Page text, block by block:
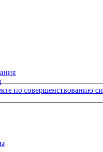
по совершенствованию